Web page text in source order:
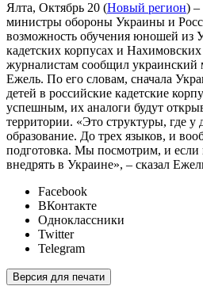
Ялта, Октябрь 20 (Новый регион) –
министры обороны Украины и
возможность обучения юношей из
кадетских корпусах и
журналистам сообщил
Ежель. По его словам, сначала
детей в российские кадетские
успешным, их аналоги будут
территории. «Это структуры, где у
образование. До трех языков, и
подготовка. Мы посмотрим, и если
внедрять в Украине», – сказал
Facebook
ВКонтакте
Одноклассники
Twitter
Telegram
Версия для печати